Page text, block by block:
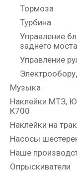
Тормоза
Турбина
Управление
заднего моста
Управление
Музыка
Наклейки МТЗ,
К700
Наклейки на
Насосы
Наше
Опрыскиватели